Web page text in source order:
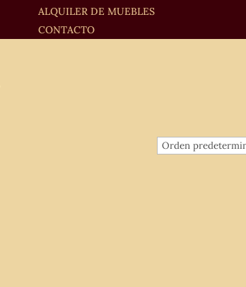
ALQUILER DE MUEBLES
CONTACTO